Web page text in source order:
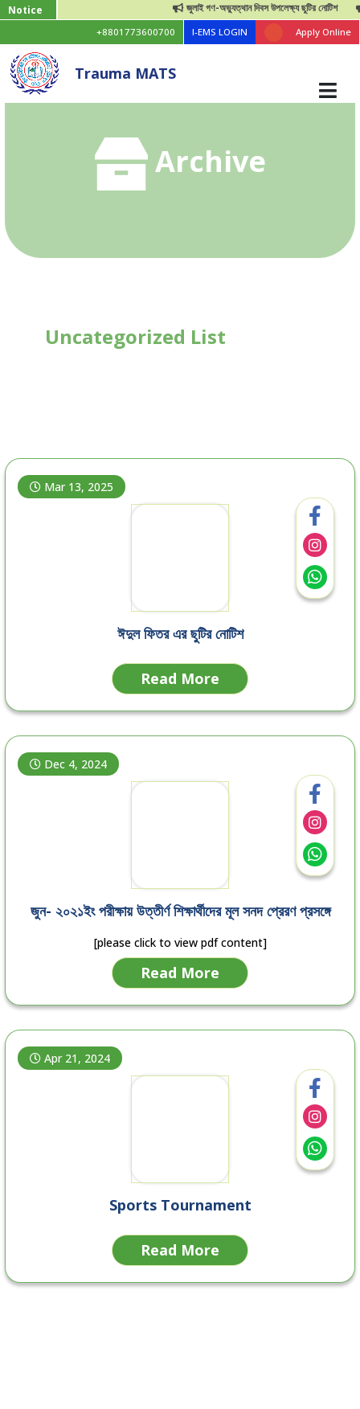
Notice জুলাই গণ-অভ্যুত্থান দিবস উপলেক্ষ্য ছুটির নোটিশ
+8801773600700 I-EMS LOGIN Apply Online
Trauma MATS
Archive
Uncategorized List
Mar 13, 2025
ঈদুল ফিতর এর ছুটির নোটিশ
Read More
Dec 4, 2024
জুন- ২০২১ইং পরীক্ষায় উত্তীর্ণ শিক্ষার্থীদের মূল সনদ প্রেরণ প্রসঙ্গে
[please click to view pdf content]
Read More
Apr 21, 2024
Sports Tournament
Read More